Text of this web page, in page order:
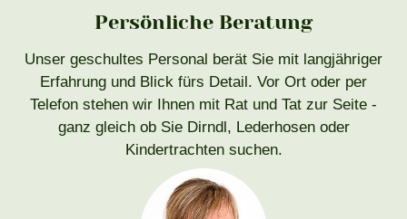
Persönliche Beratung
Unser geschultes Personal berät Sie mit langjähriger
Erfahrung und Blick fürs Detail. Vor Ort oder per
Telefon stehen wir Ihnen mit Rat und Tat zur Seite -
ganz gleich ob Sie Dirndl, Lederhosen oder
Kindertrachten suchen.